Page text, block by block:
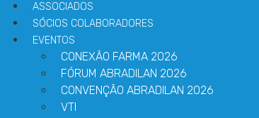
ASSOCIADOS
SÓCIOS COLABORADORES
EVENTOS
CONEXÃO FARMA 2026
FÓRUM ABRADILAN 2026
CONVENÇÃO ABRADILAN 2026
VTI